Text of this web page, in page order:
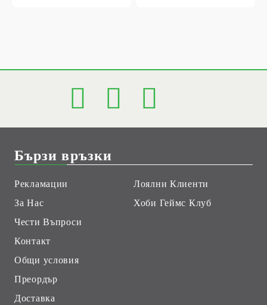
Бързи връзки
Рекламации
За Нас
Чести Въпроси
Контакт
Общи условия
Преордър
Доставка
Лоялни Клиенти
Хоби Геймс Клуб